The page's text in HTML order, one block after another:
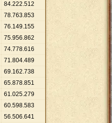
84.222.512
78.763.853
76.149.155
75.956.862
74.778.616
71.804.489
69.162.738
65.878.851
61.025.279
60.598.583
56.506.641